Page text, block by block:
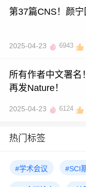
第37篇CNS！颜
2025-04-23 6943
所有作者中文署名
再发Nature！
2025-04-23 6124
热门标签
#学术会议 #SCI